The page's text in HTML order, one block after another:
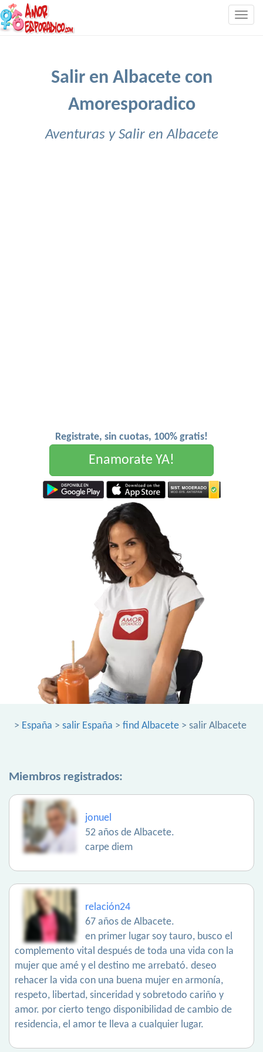
Salir en Albacete con
Amoresporadico
Aventuras y Salir en Albacete
Registrate, sin cuotas, 100% gratis!
Enamorate YA!
> España > salir España > find Albacete > salir Albacete
Miembros registrados:
jonuel
52 años de Albacete.
carpe diem
relación24
67 años de Albacete.
en primer lugar soy tauro, busco el
complemento vital después de toda una vida con la
mujer que amé y el destino me arrebató. deseo
rehacer la vida con una buena mujer en armonía,
respeto, libertad, sinceridad y sobretodo cariño y
amor. por cierto tengo disponibilidad de cambio de
residencia, el amor te lleva a cualquier lugar.